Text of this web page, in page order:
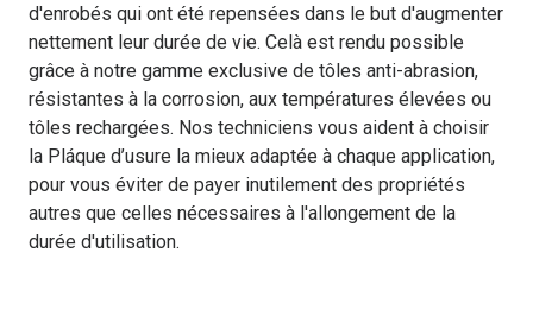
d'enrobés qui ont été repensées dans le but d'augmenter
nettement leur durée de vie. Celà est rendu possible
grâce à notre gamme exclusive de tôles anti-abrasion,
résistantes à la corrosion, aux températures élevées ou
tôles rechargées. Nos techniciens vous aident à choisir
la Pláque d’usure la mieux adaptée à chaque application,
pour vous éviter de payer inutilement des propriétés
autres que celles nécessaires à l'allongement de la
durée d'utilisation.